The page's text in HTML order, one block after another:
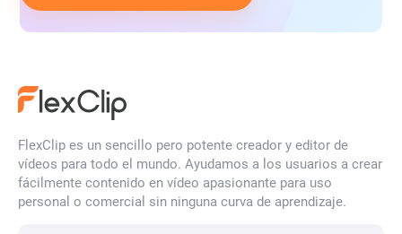
Intro de noticias de última hora
FlexClip es un sencillo pero potente creador y editor de
vídeos para todo el mundo. Ayudamos a los usuarios a crear
fácilmente contenido en vídeo apasionante para uso
personal o comercial sin ninguna curva de aprendizaje.